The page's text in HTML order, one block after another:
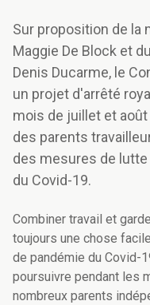
Sur proposition de
Maggie De Block et
Denis Ducarme, le
un projet d'arrêté
mois de juillet et août
des parents
des mesures de
du Covid-19.
Combiner travail et
toujours une chose
de pandémie du Covid-
poursuivre pendant les
nombreux parents